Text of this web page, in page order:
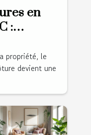
en
:
propriété, le
devient une